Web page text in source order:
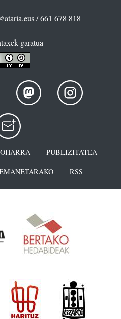
/ 661 678 818
garatua
PUBLIZITATEA
RSS